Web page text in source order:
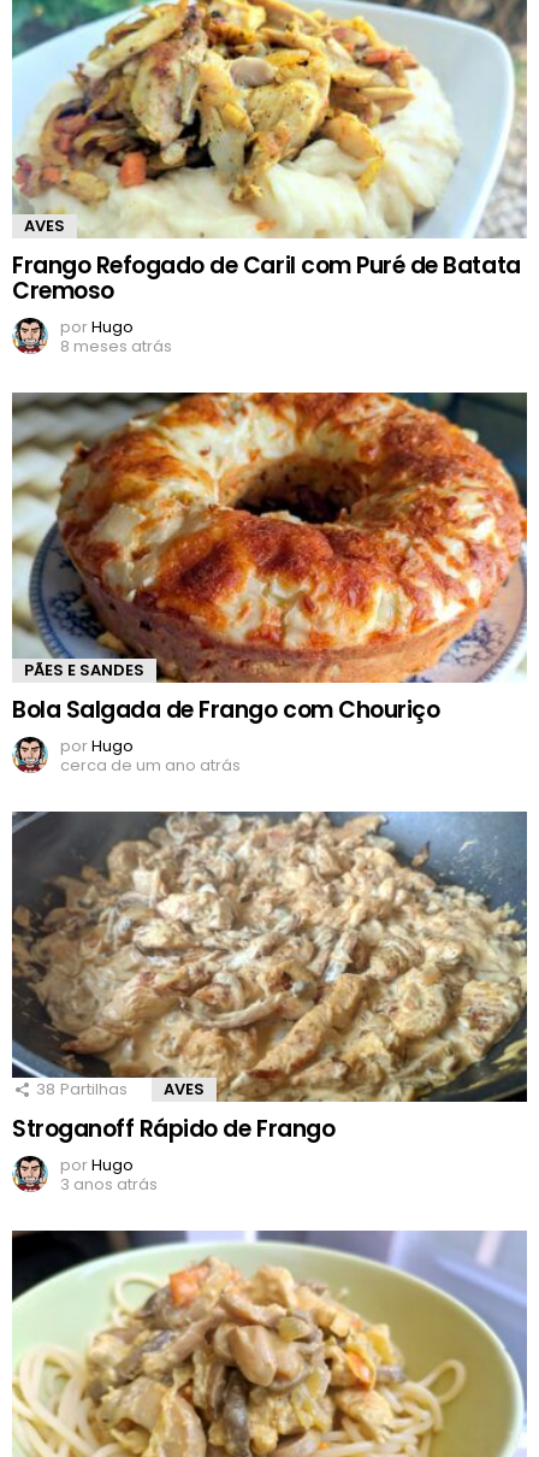
AVES
Frango Refogado de Caril com Puré de Batata
Cremoso
porHugo
8 meses atrás
PÃES E SANDES
Bola Salgada de Frango com Chouriço
porHugo
cerca de um ano atrás
38 Partilhas AVES
Stroganoff Rápido de Frango
porHugo
3 anos atrás